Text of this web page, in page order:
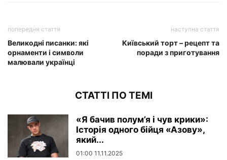
попередня стаття
Великодні писанки: які
орнаменти і символи
малювали українці
наступна стаття
Київський торт – рецепт та
поради з приготування
СТАТТІ ПО ТЕМІ
«Я бачив полум’я і чув крики»:
Історія одного бійця «Азову»,
який...
01:00 11.11.2025